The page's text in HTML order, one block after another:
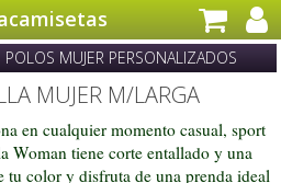
POLOS MUJER PERSONALIZADOS
MUJER M/LARGA
en cualquier momento casual, sport
Woman tiene corte entallado y una
tu color y disfruta de una prenda ideal